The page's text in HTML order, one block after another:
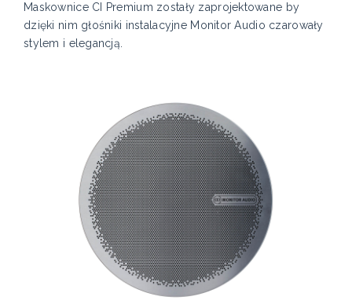
Maskownice CI Premium zostały zaprojektowane by
dzięki nim głośniki instalacyjne Monitor Audio czarowały
stylem i elegancją.